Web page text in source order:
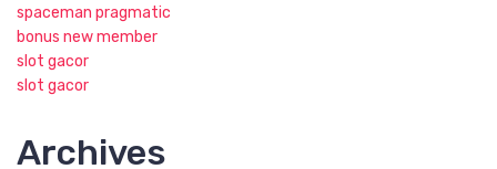
spaceman pragmatic
bonus new member
slot gacor
slot gacor
Archives